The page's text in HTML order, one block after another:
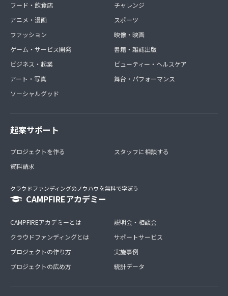
フード・飲食店
アニメ・漫画
ファッション
ゲーム・サービス開発
ビジネス・起業
アート・写真
ソーシャルグッド
チャレンジ
スポーツ
映像・映画
書籍・雑誌出版
ビューティー・ヘルスケア
舞台・パフォーマンス
起案サポート
プロジェクトを作る
資料請求
スタッフに相談する
クラウドファンディングのノウハウを無料で学ぼう
CAMPFIREアカデミー
CAMPFIREアカデミーとは
クラウドファンディングとは
プロジェクトの作り方
プロジェクトの広め方
説明会・相談会
サポートサービス
実施事例
統計データ